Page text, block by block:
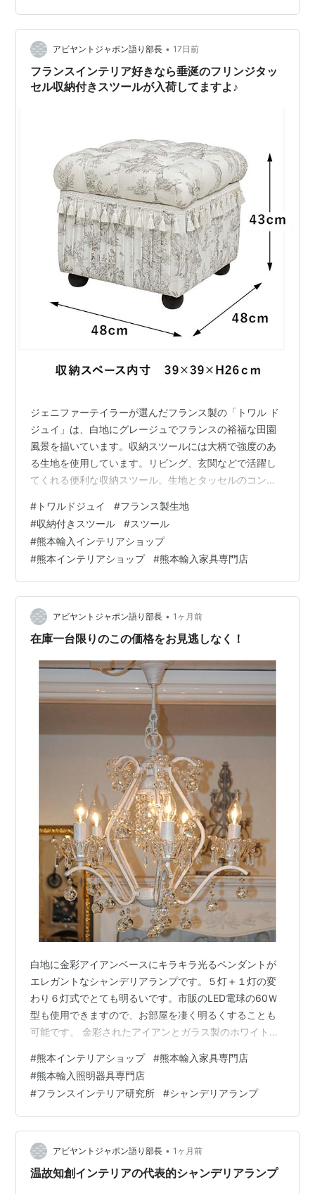
ンのような空間に。 厚めで耐久性のジャガード織生地で
す。 ウイリアム・モリスのフットスツール（足置き椅
子）生地材質：ポリエス…
アビヤントジャポン語り部長 • 17日前
フランスインテリア好きなら垂涎のフリンジタッ
セル収納付きスツールが入荷してますよ♪
ジェニファーテイラーが選んだフランス製の「トワル ド
ジュイ」は、白地にグレージュでフランスの裕福な田園
風景を描いています。収納スツールには大柄で強度のあ
る生地を使用しています。リビング、玄関などで活躍し
てくれる便利な収納スツール。生地とタッセルのコンビ
サロンのような空間に。 トワル･ド･ジュイ柄のフランス
製生地張り収納付きスツール トワル・ド・ジュイの収納
付きスツール生地材質：フランス製コットン100%タッセ
ル・ロープ材質：ポリエステル芯材材質：フランス製白
樺天然木サイズ：W48 D48 H43 cm内寸：
39×39×26H×蓋部分2H cm…
# トワルドジュイ #フランス製生地
#収納付きスツール #スツール
#熊本輸入インテリアショップ
#熊本インテリアショップ #熊本輸入家具専門店
アビヤントジャポン語り部長 • 1ヶ月前
在庫一台限りのこの価格をお見逃しなく！
白地に金彩アイアンベースにキラキラ光るペンダントが
エレガントなシャンデリアランプです。５灯＋１灯の変
わり６灯式でとても明るいです。市販のLED電球の60Ｗ
型も使用できますので、お部屋を凄く明るくすることも
可能です。 金彩されたアイアンとガラス製のホワイトシ
アイアン、ガラス本体サイズ：52×52 H72〜92 cm本体
サイズは高さ H66 cmですが、天井フリンジトップから
のチェーンを総てのばすと92cmくらいです。重量：約
10kg使用電球口径：E17（40Wまで）※曲がりシャンデ
リア球40W５個とボールクリア球１個をお付けいたしま
す。価格：3…
#熊本インテリアショップ #熊本輸入家具専門店
#熊本輸入照明器具専門店
#フランスインテリア研究所 #シャンデリアランプ
アビヤントジャポン語り部長 • 1ヶ月前
温故知創インテリアの代表的シャンデリアランプ